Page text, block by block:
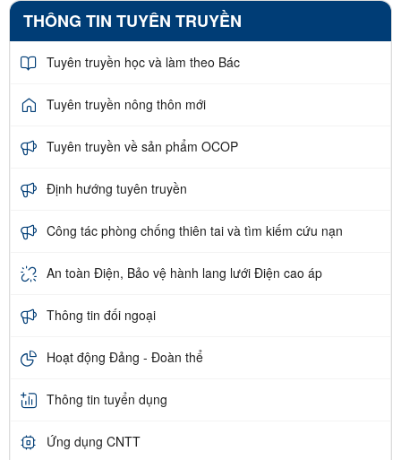
THÔNG TIN TUYÊN TRUYỀN
Tuyên truyền học và làm theo Bác
Tuyên truyền nông thôn mới
Tuyên truyền về sản phẩm OCOP
Định hướng tuyên truyền
Công tác phòng chống thiên tai và tìm kiếm cứu nạn
An toàn Điện, Bảo vệ hành lang lưới Điện cao áp
Thông tin đối ngoại
Hoạt động Đảng - Đoàn thể
Thông tin tuyển dụng
Ứng dụng CNTT